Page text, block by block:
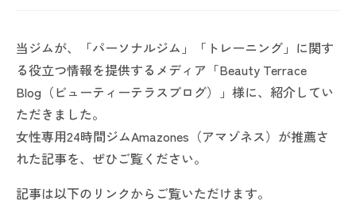
当ジムが、「パーソナルジム」「トレーニング」に関す
る役立つ情報を提供するメディア「Beauty Terrace
Blog（ビューティーテラスブログ）」様に、紹介してい
ただきました。
女性専用24時間ジムAmazones（アマゾネス）が推薦さ
れた記事を、ぜひご覧ください。
記事は以下のリンクからご覧いただけます。